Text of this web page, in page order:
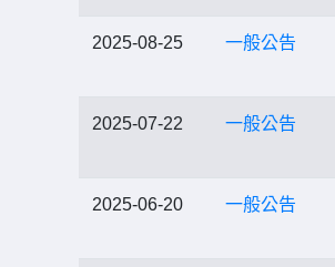
2025-08-25 一般公告
2025-07-22 一般公告
2025-06-20 一般公告